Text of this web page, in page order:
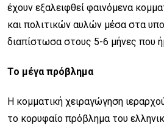
έχουν εξαλειφθεί φαινόμενα
και πολιτικών αυλών μέσα στα
διαπίστωσα στους 5-6 μήνες που
Το μέγα πρόβλημα
Η κομματική χειραγώγηση
το κορυφαίο πρόβλημα του